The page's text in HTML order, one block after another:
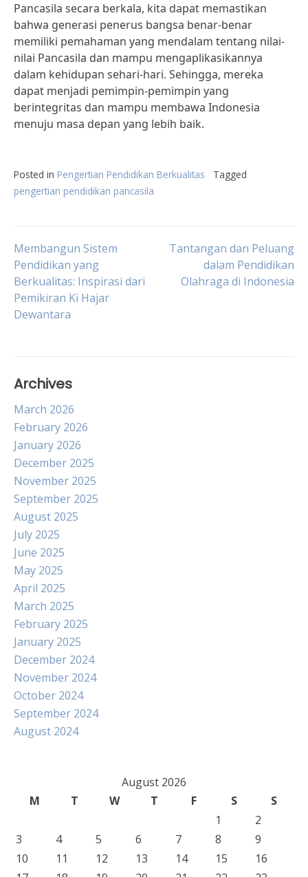
Pancasila secara berkala, kita dapat memastikan
bahwa generasi penerus bangsa benar-benar
memiliki pemahaman yang mendalam tentang nilai-
nilai Pancasila dan mampu mengaplikasikannya
dalam kehidupan sehari-hari. Sehingga, mereka
dapat menjadi pemimpin-pemimpin yang
berintegritas dan mampu membawa Indonesia
menuju masa depan yang lebih baik.
Posted in Pengertian Pendidikan Berkualitas
Tagged
pengertian pendidikan pancasila
Post
navigation
Membangun Sistem
Pendidikan yang
Berkualitas: Inspirasi dari
Pemikiran Ki Hajar
Dewantara
Tantangan dan Peluang
dalam Pendidikan
Olahraga di Indonesia
Archives
March 2026
February 2026
January 2026
December 2025
November 2025
September 2025
August 2025
July 2025
June 2025
May 2025
April 2025
March 2025
February 2025
January 2025
December 2024
November 2024
October 2024
September 2024
August 2024
August 2026
M
T W T F S
S
1
2
3
4 5 6 7 8
9
10
11 12 13 14 15
16